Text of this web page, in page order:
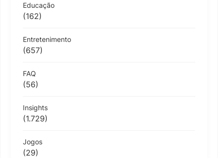
Educação
(162)
Entretenimento
(657)
FAQ
(56)
Insights
(1.729)
Jogos
(29)